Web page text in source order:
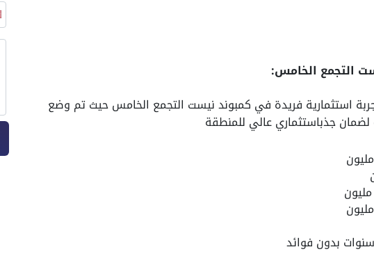
التجمع الخامس:
استثمارية فريدة في كمبوند نيست التجمع الخامس حيث تم وضع
جذباستثماري عالي للمنطقة